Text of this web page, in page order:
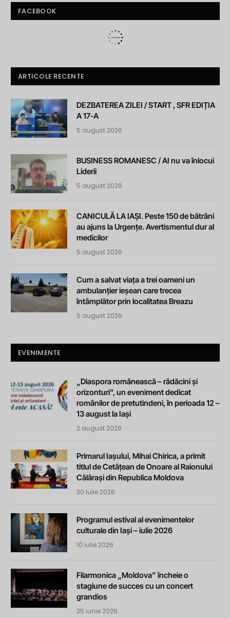
FACEBOOK
ARTICOLE RECENTE
DEZBATEREA ZILEI / START , SFR EDIȚIA
A 17-A
5 august 2026
BUSINESS ROMANESC / AI nu va înlocui
Liderii
5 august 2026
CANICULĂ LA IAȘI. Peste 150 de bătrâni
au ajuns la Urgențe. Avertismentul dur al
medicilor
5 august 2026
Cum a salvat viața a trei oameni un
ambulanțier ieșean care trecea
întâmplător prin localitatea Breazu
5 august 2026
EVENIMENTE
„Diaspora românească – rădăcini și
orizonturi”, un eveniment dedicat
românilor de pretutindeni, în perioada 12 –
13 august la Iași
2 august 2026
Primarul Iașului, Mihai Chirica, a primit
titlul de Cetățean de Onoare al Raionului
Călărași din Republica Moldova
30 iulie 2026
Programul estival al evenimentelor
culturale din Iași – iulie 2026
10 iulie 2026
Filarmonica „Moldova” încheie o
stagiune de succes cu un concert
grandios
25 iunie 2026